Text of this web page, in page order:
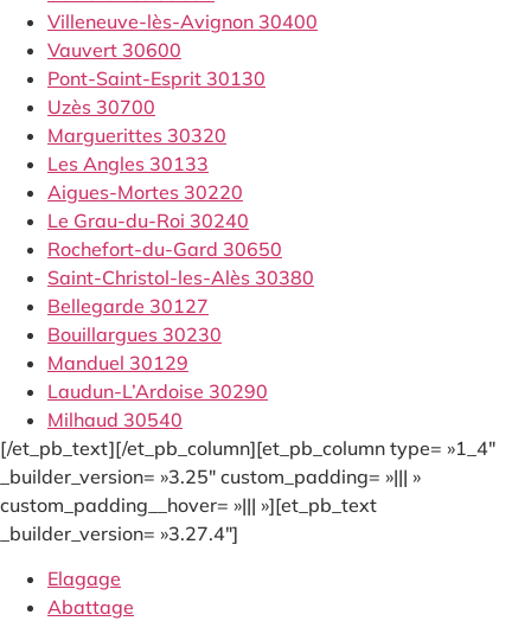
Villeneuve-lès-Avignon 30400
Vauvert 30600
Pont-Saint-Esprit 30130
Uzès 30700
Marguerittes 30320
Les Angles 30133
Aigues-Mortes 30220
Le Grau-du-Roi 30240
Rochefort-du-Gard 30650
Saint-Christol-les-Alès 30380
Bellegarde 30127
Bouillargues 30230
Manduel 30129
Laudun-L’Ardoise 30290
Milhaud 30540
[/et_pb_text][/et_pb_column][et_pb_column type= »1_4″
_builder_version= »3.25″ custom_padding= »||| »
custom_padding__hover= »||| »][et_pb_text
_builder_version= »3.27.4″]
Elagage
Abattage